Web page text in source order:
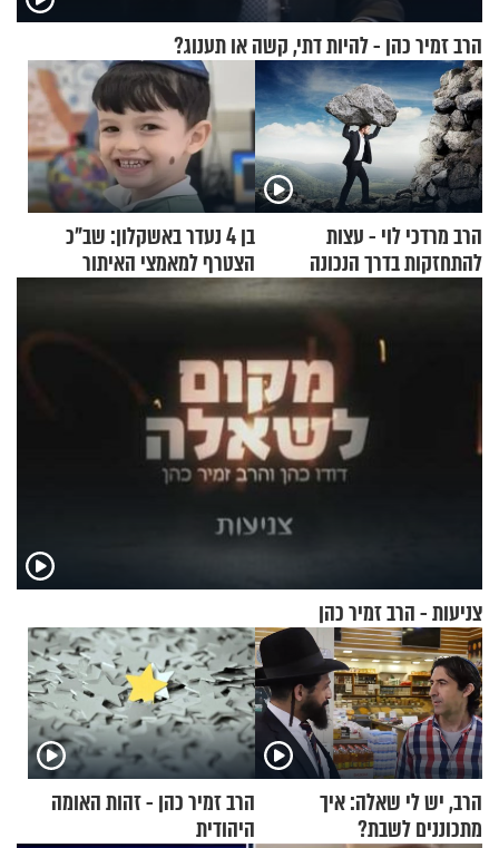
הרב זמיר כהן - להיות דתי, קשה או תענוג?
הרב מרדכי לוי - עצות
להתחזקות בדרך הנכונה
בן 4 נעדר באשקלון: שב"כ
הצטרף למאמצי האיתור
צניעות - הרב זמיר כהן
הרב, יש לי שאלה: איך
מתכוננים לשבת?
הרב זמיר כהן - זהות האומה
היהודית